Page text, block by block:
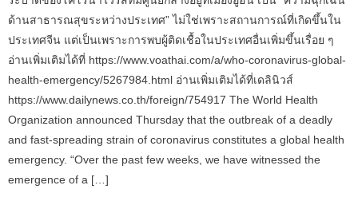
ด้านสาธารณสุขระหว่างประเทศ” ไม่ใช่เพราะสถานการณ์ที่เกิดขึ้นใน
ประเทศจีน แต่เป็นเพราะการพบผู้ติดเชื้อในประเทศอื่นเพิ่มขึ้นเรื่อย ๆ
อ่านเพิ่มเติมได้ที่ https://www.voathai.com/a/who-coronavirus-global-
health-emergency/5267984.html อ่านเพิ่มเติมได้ที่เดลินิวส์
https://www.dailynews.co.th/foreign/754917 The World Health
Organization announced Thursday that the outbreak of a deadly
and fast-spreading strain of coronavirus constitutes a global health
emergency. “Over the past few weeks, we have witnessed the
emergence of a […]